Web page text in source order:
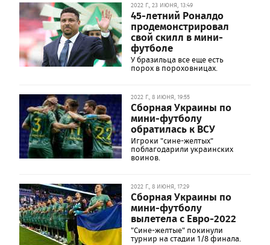
2022 Г., 23 ИЮНЯ, 13:49
45-летний Роналдо
продемонстрировал
свой скилл в мини-
футболе
У бразильца все еще есть
порох в пороховницах.
2022 Г., 8 ИЮНЯ, 19:55
Сборная Украины по
мини-футболу
обратилась к ВСУ
Игроки "сине-желтых"
поблагодарили украинских
воинов.
2022 Г., 8 ИЮНЯ, 17:29
Сборная Украины по
мини-футболу
вылетела с Евро-2022
"Сине-желтые" покинули
турнир на стадии 1/8 финала.